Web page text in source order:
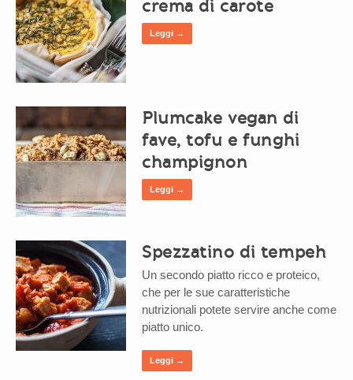
crema di carote
Leggi →
Plumcake vegan di
fave, tofu e funghi
champignon
Leggi →
Spezzatino di tempeh
Un secondo piatto ricco e proteico,
che per le sue caratteristiche
nutrizionali potete servire anche come
piatto unico.
Leggi →